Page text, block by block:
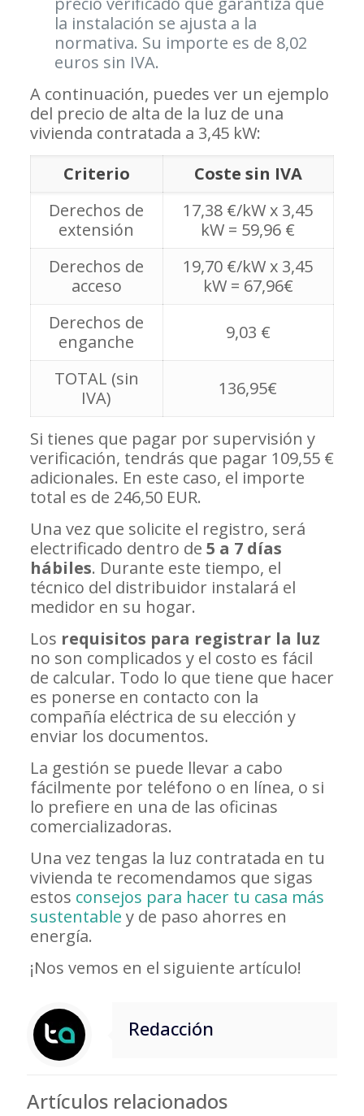
la instalación se ajusta a la
normativa. Su importe es de 8,02
euros sin IVA.
A continuación, puedes ver un ejemplo
del precio de alta de la luz de una
vivienda contratada a 3,45 kW:
Criterio
Coste sin IVA
Derechos de
extensión
17,38 €/kW x 3,45
kW = 59,96 €
Derechos de
acceso
19,70 €/kW x 3,45
kW = 67,96€
Derechos de
enganche
9,03 €
TOTAL (sin
IVA)
136,95€
Si tienes que pagar por supervisión y
verificación, tendrás que pagar 109,55 €
adicionales. En este caso, el importe
total es de 246,50 EUR.
Una vez que solicite el registro, será
electrificado dentro de 5 a 7 días
hábiles. Durante este tiempo, el
técnico del distribuidor instalará el
medidor en su hogar.
Los requisitos para registrar la luz
no son complicados y el costo es fácil
de calcular. Todo lo que tiene que hacer
es ponerse en contacto con la
compañía eléctrica de su elección y
enviar los documentos.
La gestión se puede llevar a cabo
fácilmente por teléfono o en línea, o si
lo prefiere en una de las oficinas
comercializadoras.
Una vez tengas la luz contratada en tu
vivienda te recomendamos que sigas
estos consejos para hacer tu casa más
sustentable y de paso ahorres en
energía.
¡Nos vemos en el siguiente artículo!
Redacción
Artículos relacionados